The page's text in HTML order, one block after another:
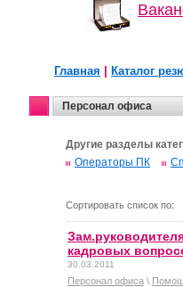
Главная Каталог
Персонал офиса
Другие разделы
Операторы ПК
Сортировать список по:
кадровых
30.03.2011
Персонал офиса \